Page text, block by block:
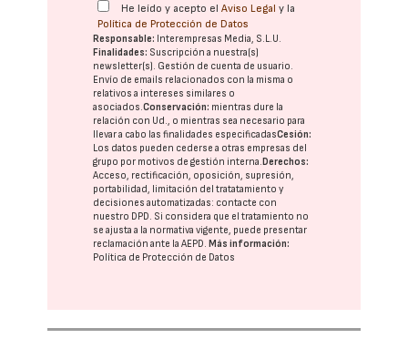
He leído y acepto elAviso Legal y la
Política de Protección de Datos
Responsable: Interempresas Media, S.L.U.
Finalidades: Suscripción a nuestra(s)
newsletter(s). Gestión de cuenta de usuario.
Envío de emails relacionados con la misma o
relativos a intereses similares o
asociados.Conservación: mientras dure la
relación con Ud., o mientras sea necesario para
llevar a cabo las finalidades especificadasCesión:
Los datos pueden cederse a otras empresas del
grupo por motivos de gestión interna.Derechos:
Acceso, rectificación, oposición, supresión,
portabilidad, limitación del tratatamiento y
decisiones automatizadas: contacte con
nuestro DPD . Si considera que el tratamiento no
se ajusta a la normativa vigente, puede presentar
reclamación ante laAEPD .Más información:
Política de Protección de Datos